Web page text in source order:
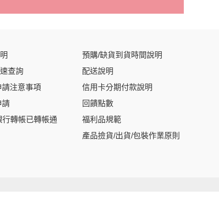
查詢
注意事項
請
行轉帳已轉帳通
預購/缺貨到貨時間說明
配送說明
信用卡分期付款說明
回饋點數
福利品規範
產品撿貨/出貨/包裝作業原則